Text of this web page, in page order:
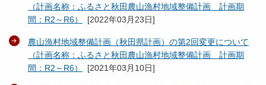
（計画名称：ふるさと秋田農山漁村地域整備計画 計画期
間：R2～R6）
[2022年03月23日]
農山漁村地域整備計画（秋田県計画）の第2回変更について
（計画名称：ふるさと秋田農山漁村地域整備計画 計画期
間：R2～R6）
[2021年03月10日]